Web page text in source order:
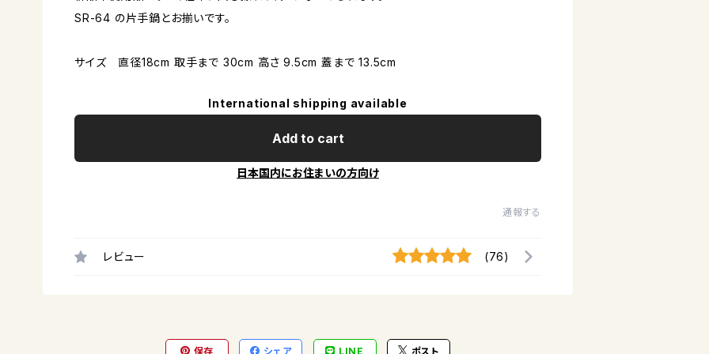
SR-64 の片手鍋とお揃いです。
サイズ 直径18cm 取手まで 30cm 高さ 9.5cm 蓋まで 13.5cm
International shipping available
Add to cart
日本国内にお住まいの方向け
通報する
レビュー (76)
保存 シェア LINE ポスト